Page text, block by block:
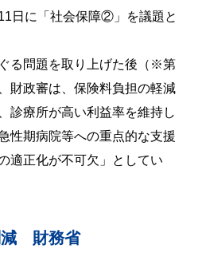
日に「社会保障②」を議題と
る問題を取り上げた後（※第
財政審は、保険料負担の軽減
診療所が高い利益率を維持し
性期病院等への重点的な支援
適正化が不可欠」としてい
減 財務省